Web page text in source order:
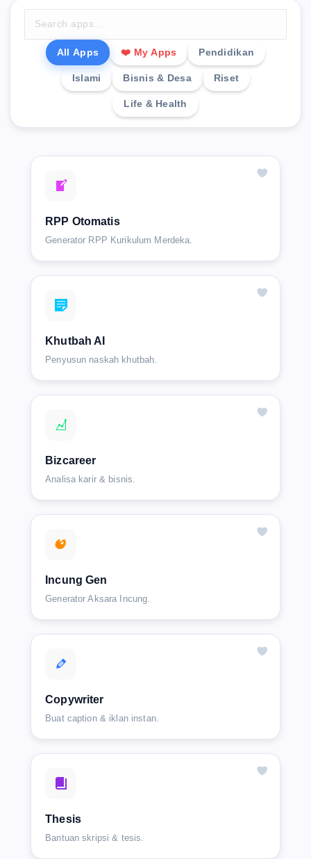
All Apps ❤️ My Apps Pendidikan
Islami Bisnis & Desa Riset
Life & Health
RPP Otomatis
Generator RPP Kurikulum Merdeka.
Khutbah AI
Penyusun naskah khutbah.
Bizcareer
Analisa karir & bisnis.
Incung Gen
Generator Aksara Incung.
Copywriter
Buat caption & iklan instan.
Thesis
Bantuan skripsi & tesis.